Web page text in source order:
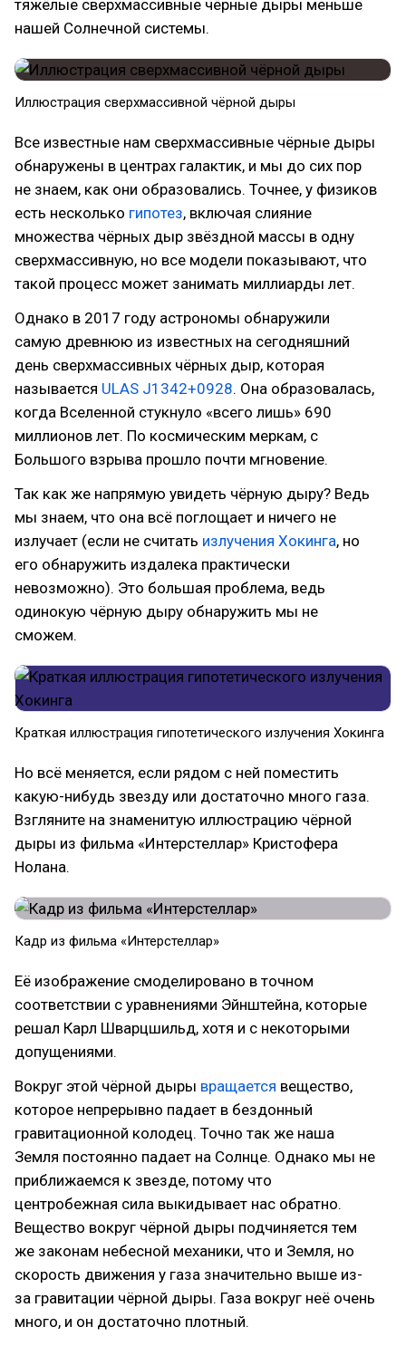
тяжёлые сверхмассивные чёрные дыры меньше
нашей Солнечной системы.
Иллюстрация сверхмассивной чёрной дыры
Все известные нам сверхмассивные чёрные дыры
обнаружены в центрах галактик, и мы до сих пор
не знаем, как они образовались. Точнее, у физиков
есть несколько гипотез, включая слияние
множества чёрных дыр звёздной массы в одну
сверхмассивную, но все модели показывают, что
такой процесс может занимать миллиарды лет.
Однако в 2017 году астрономы обнаружили
самую древнюю из известных на сегодняшний
день сверхмассивных чёрных дыр, которая
называется ULAS J1342+0928. Она образовалась,
когда Вселенной стукнуло «всего лишь» 690
миллионов лет. По космическим меркам, с
Большого взрыва прошло почти мгновение.
Так как же напрямую увидеть чёрную дыру? Ведь
мы знаем, что она всё поглощает и ничего не
излучает (если не считать излучения Хокинга, но
его обнаружить издалека практически
невозможно). Это большая проблема, ведь
одинокую чёрную дыру обнаружить мы не
сможем.
Краткая иллюстрация гипотетического излучения Хокинга
Но всё меняется, если рядом с ней поместить
какую-нибудь звезду или достаточно много газа.
Взгляните на знаменитую иллюстрацию чёрной
дыры из фильма «Интерстеллар» Кристофера
Нолана.
Кадр из фильма «Интерстеллар»
Её изображение смоделировано в точном
соответствии с уравнениями Эйнштейна, которые
решал Карл Шварцшильд, хотя и с некоторыми
допущениями.
Вокруг этой чёрной дыры вращается вещество,
которое непрерывно падает в бездонный
гравитационной колодец. Точно так же наша
Земля постоянно падает на Солнце. Однако мы не
приближаемся к звезде, потому что
центробежная сила выкидывает нас обратно.
Вещество вокруг чёрной дыры подчиняется тем
же законам небесной механики, что и Земля, но
скорость движения у газа значительно выше из-
за гравитации чёрной дыры. Газа вокруг неё очень
много, и он достаточно плотный.